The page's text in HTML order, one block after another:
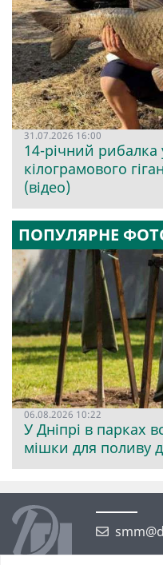
31.07.2026 16:00
14-річний рибалка
кілограмового
(відео)
ПОПУЛЯРНЕ
06.08.2026 10:22
У Дніпрі в парках
мішки для поливу